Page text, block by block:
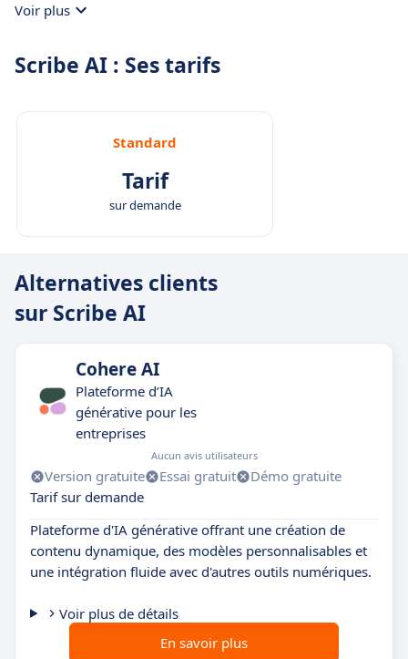
compréhension et leur maintenance.
rédaction technique n’est nécessaire, même les
Conçu pour le travail d’équipe : Avec ses
fonctions de partage et de collaboration, Scribe
soutient une gestion fluide de la documentation
dans les organisations.
Voir plus
Scribe AI : Ses tarifs
Standard
Tarif
sur demande
Alternatives clients
sur Scribe AI
Cohere AI
Plateforme d’IA
générative pour les
entreprises
Aucun avis utilisateurs
Version gratuite Essai gratuit
Démo gratuite
Tarif sur demande
Plateforme d'IA générative offrant une création de
contenu dynamique, des modèles personnalisables et
une intégration fluide avec d'autres outils numériques.
Voir plus de détails
En savoir plus